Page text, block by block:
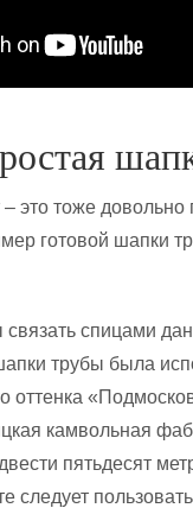
это тоже довольно
готовой шапки
связать спицами
трубы была
оттенка
камвольная
пятьдесят
следует